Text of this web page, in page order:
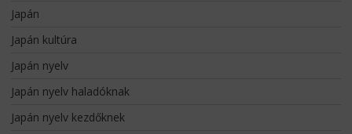
Japán
Japán kultúra
Japán nyelv
Japán nyelv haladóknak
Japán nyelv kezdőknek